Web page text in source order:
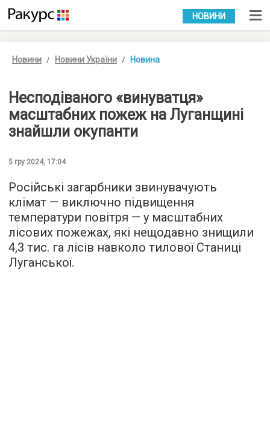
УКР РУС
НОВИНИ
Новини Новини України Новина
Несподіваного «винуватця»
масштабних пожеж на Луганщині
знайшли окупанти
5 гру 2024, 17:04
Російські загарбники звинувачують
клімат — виключно підвищення
температури повітря — у масштабних
лісових пожежах, які нещодавно знищили
4,3 тис. га лісів навколо тилової Станиці
Луганської.